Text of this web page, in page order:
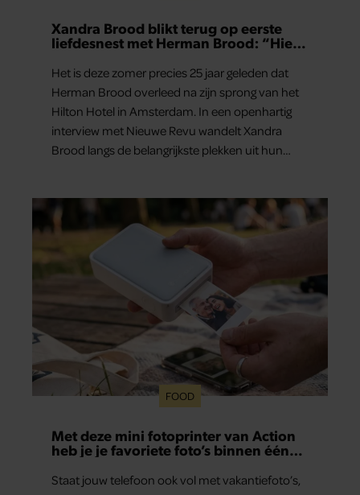
Xandra Brood blikt terug op eerste
liefdesnest met Herman Brood: “Hier
Het is deze zomer precies 25 jaar geleden dat
Herman Brood overleed na zijn sprong van het
Hilton Hotel in Amsterdam. In een openhartig
interview met Nieuwe Revu wandelt Xandra
Brood langs de belangrijkste plekken uit hun
aan herinneringen op. Daar begon hun leven
samen en werd dochter Lola geboren.
FOOD
Met deze mini fotoprinter van Action
heb je je favoriete foto’s binnen één
Staat jouw telefoon ook vol met vakantiefoto’s,